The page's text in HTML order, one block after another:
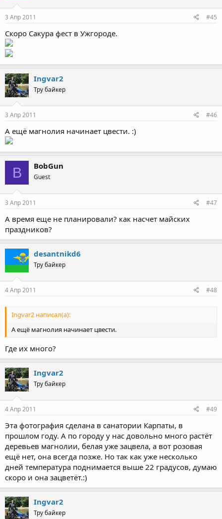
3 Апр 2011 #45
Скоро Сакура фест в Ужгороде.
Ingvar2
Тру байкер
3 Апр 2011 #46
А ещё магнолия начинает цвести. :)
B BobGun
Guest
3 Апр 2011 #47
А время еще не планировали? как насчет майских
праздников?
desantnikd6
Тру байкер
4 Апр 2011 #48
Ingvar2 написал(а):
А ещё магнолия начинает цвести.
Где их много?
Ingvar2
Тру байкер
4 Апр 2011 #49
Эта фотография сделана в санатории Карпаты, в
прошлом году. А по городу у нас довольно много растёт
деревьев магнолии, белая уже зацвела, а вот розовая
ещё нет, она всегда позже. Но так как уже несколько
дней температура поднимается выше 22 градусов, думаю
скоро и она зацветёт.:)
Ingvar2
Тру байкер